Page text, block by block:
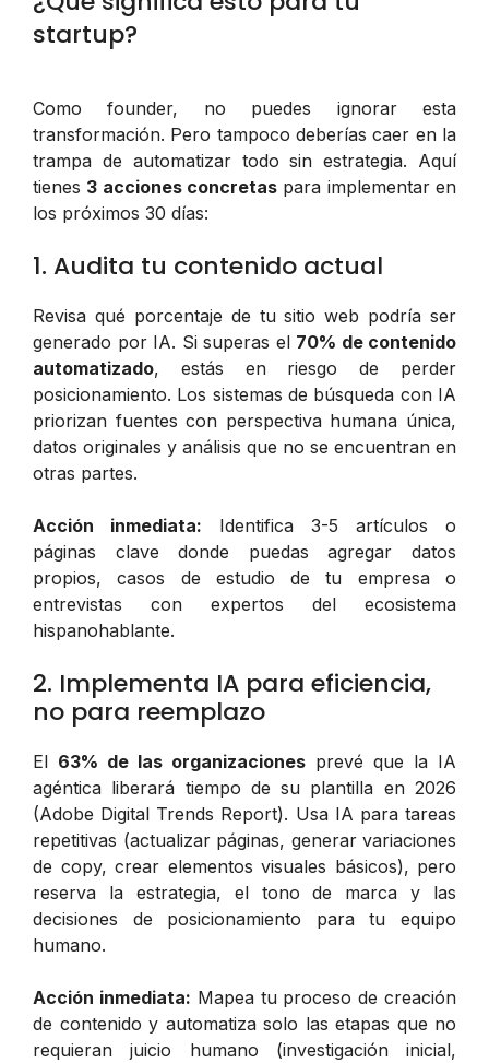
startup?
Como founder, no puedes ignorar esta
transformación. Pero tampoco deberías caer en la
trampa de automatizar todo sin estrategia. Aquí
tienes 3 acciones concretas para implementar en
los próximos 30 días:
1. Audita tu contenido actual
Revisa qué porcentaje de tu sitio web podría ser
generado por IA. Si superas el 70% de contenido
automatizado, estás en riesgo de perder
posicionamiento. Los sistemas de búsqueda con IA
priorizan fuentes con perspectiva humana única,
datos originales y análisis que no se encuentran en
otras partes.
Acción inmediata: Identifica 3-5 artículos o
páginas clave donde puedas agregar datos
propios, casos de estudio de tu empresa o
entrevistas con expertos del ecosistema
hispanohablante.
2. Implementa IA para eficiencia,
no para reemplazo
El 63% de las organizaciones prevé que la IA
agéntica liberará tiempo de su plantilla en 2026
(Adobe Digital Trends Report). Usa IA para tareas
repetitivas (actualizar páginas, generar variaciones
de copy, crear elementos visuales básicos), pero
reserva la estrategia, el tono de marca y las
decisiones de posicionamiento para tu equipo
humano.
Acción inmediata: Mapea tu proceso de creación
de contenido y automatiza solo las etapas que no
requieran juicio humano (investigación inicial,